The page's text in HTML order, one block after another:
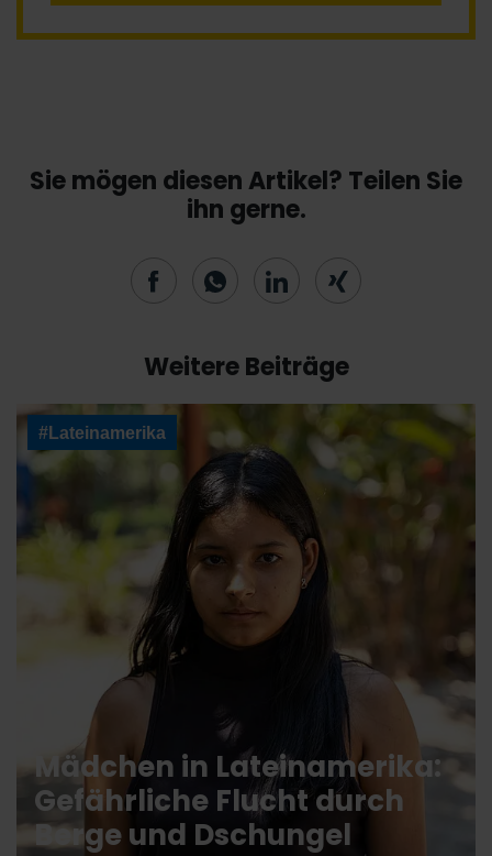
Sie mögen diesen Artikel? Teilen Sie
ihn gerne.
Weitere Beiträge
#Lateinamerika
Mädchen in Lateinamerika:
Gefährliche Flucht durch
Berge und Dschungel